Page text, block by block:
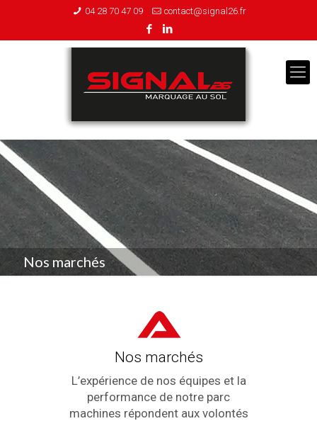
04 28 70 47 09 contact@signal26.fr
Nos marchés
Nos marchés
L’expérience de nos équipes et la
performance de notre parc
machines répondent aux volontés